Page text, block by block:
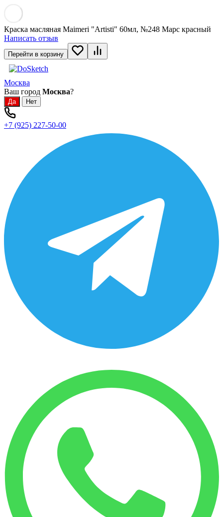
Краска масляная Maimeri "Artisti" 60мл, №248 Марс красный
Написать отзыв
Перейти в корзину
Москва
Ваш город Москва?
+7 (925) 227-50-00